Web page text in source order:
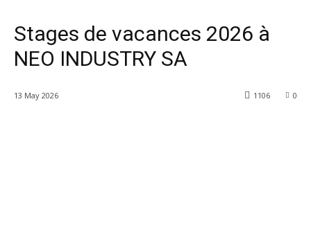
Stages de vacances 2026 à
NEO INDUSTRY SA
13 May 2026 0
1106